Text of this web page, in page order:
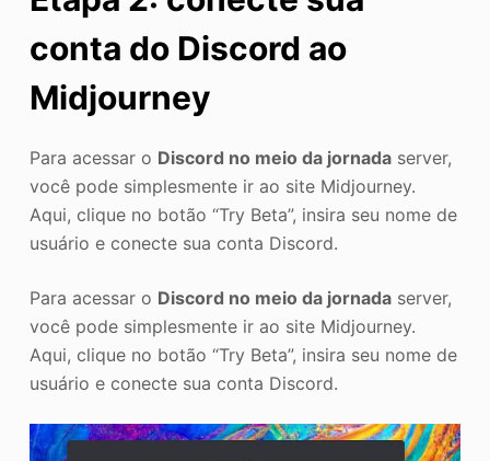
conta do Discord ao
Midjourney
Para acessar o Discord no meio da jornadaserver,
você pode simplesmente ir ao site Midjourney.
Aqui, clique no botão “Try Beta”, insira seu nome de
usuário e conecte sua conta Discord.
Para acessar o Discord no meio da jornadaserver,
você pode simplesmente ir ao site Midjourney.
Aqui, clique no botão “Try Beta”, insira seu nome de
usuário e conecte sua conta Discord.